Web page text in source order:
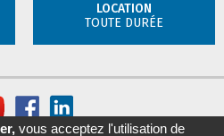
LOCATION
TOUTE DURÉE
vous acceptez l'utilisation de